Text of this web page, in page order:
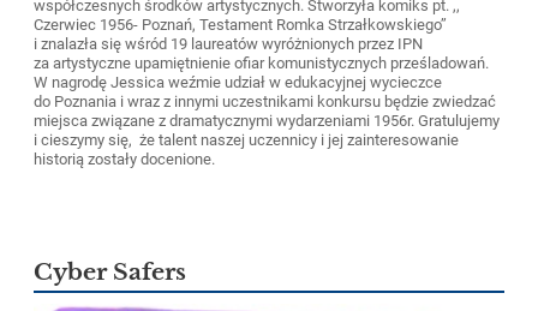
współczesnych środków artystycznych. Stworzyła komiks pt. ,,
Czerwiec 1956- Poznań, Testament Romka Strzałkowskiego’’
i znalazła się wśród 19 laureatów wyróżnionych przez IPN
za artystyczne upamiętnienie ofiar komunistycznych prześladowań.
W nagrodę Jessica weźmie udział w edukacyjnej wycieczce
do Poznania i wraz z innymi uczestnikami konkursu będzie zwiedzać
miejsca związane z dramatycznymi wydarzeniami 1956r. Gratulujemy
i cieszymy się, że talent naszej uczennicy i jej zainteresowanie
historią zostały docenione.
Cyber Safers